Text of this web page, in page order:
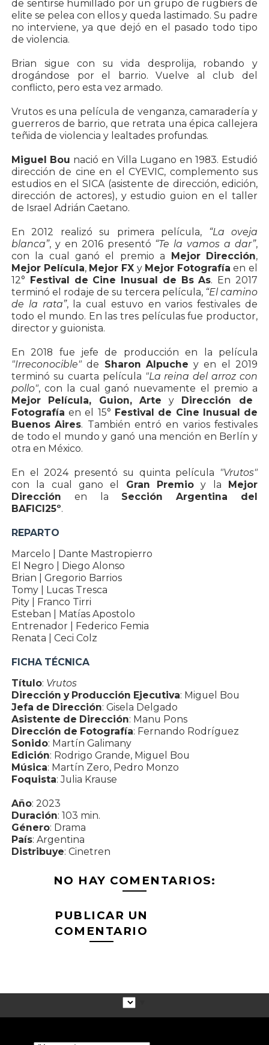
de sentirse humillado por un grupo de rugbiers de
elite se pelea con ellos y queda lastimado. Su padre
no interviene, ya que dejó en el pasado todo tipo
de violencia.
Brian sigue con su vida desprolija, robando y
drogándose por el barrio. Vuelve al club del
conflicto, pero esta vez armado.
Vrutos es una película de venganza, camaradería y
guerreros de barrio, que retrata una épica callejera
teñida de violencia y lealtades profundas.
Miguel Bou nació en Villa Lugano en 1983. Estudió
dirección de cine en el CYEVIC, complemento sus
estudios en el SICA (asistente de dirección, edición,
dirección de actores), y estudio guion en el taller
de Israel Adrián Caetano.
En 2012 realizó su primera película, “La oveja
blanca”, y en 2016 presentó “Te la vamos a dar”,
con la cual ganó el premio a
Mejor Dirección,
Mejor Película, Mejor FXy Mejor Fotografía en el
12°
Festival de Cine Inusual de Bs As. En 2017
terminó el rodaje de su tercera película, “El camino
de la rata”, la cual estuvo en varios festivales de
todo el mundo. En las tres películas fue productor,
director y guionista.
En 2018 fue jefe de producción en la película
"Irreconocible"de Sharon Alpuche y en el 2019
terminó su cuarta película "La reina del arroz con
pollo", con la cual ganó nuevamente el premio a
Mejor Película, Guion, Arte y
Dirección de
Fotografíaen el 15° Festival de Cine Inusual de
Buenos Aires. También entró en varios festivales
de todo el mundo y ganó una mención en Berlín y
otra en México.
En el 2024 presentó su quinta película "Vrutos"
con la cual gano el Gran Premio y la
Mejor
Dirección en la Sección Argentina del
BAFICI25º.
REPARTO
Marcelo | Dante Mastropierro
El Negro | Diego Alonso
Brian | Gregorio Barrios
Tomy | Lucas Tresca
Pity | Franco Tirri
Esteban | Matías Apostolo
Entrenador | Federico Femia
Renata | Ceci Colz
FICHA TÉCNICA
Título: Vrutos
Dirección y Producción Ejecutiva: Miguel Bou
Jefa de Dirección: Gisela Delgado
Asistente de Dirección: Manu Pons
Dirección de Fotografía: Fernando Rodríguez
Sonido: Martín Galimany
Edición: Rodrigo Grande, Miguel Bou
Música: Martín Zero, Pedro Monzo
Foquista: Julia Krause
Año: 2023
Duración: 103 min.
Género: Drama
País: Argentina
Distribuye: Cinetren
NO HAY COMENTARIOS:
PUBLICAR UN
COMENTARIO